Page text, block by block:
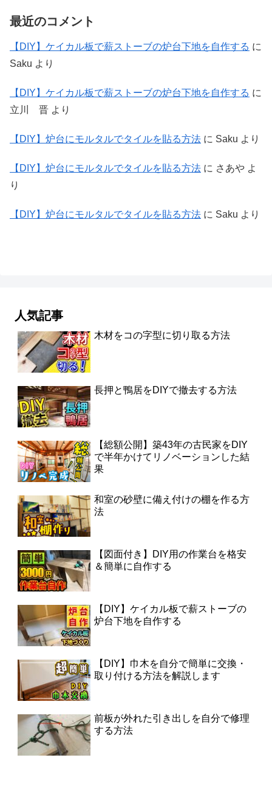
最近のコメント
【DIY】ケイカル板で薪ストーブの炉台下地を自作する に
Saku より
【DIY】ケイカル板で薪ストーブの炉台下地を自作する に
立川 晋 より
【DIY】炉台にモルタルでタイルを貼る方法 に Saku より
【DIY】炉台にモルタルでタイルを貼る方法 に さあや よ
り
【DIY】炉台にモルタルでタイルを貼る方法 に Saku より
人気記事
木材をコの字型に切り取る方法
長押と鴨居をDIYで撤去する方法
【総額公開】築43年の古民家をDIY
で半年かけてリノベーションした結
果
和室の砂壁に備え付けの棚を作る方
法
【図面付き】DIY用の作業台を格安
＆簡単に自作する
【DIY】ケイカル板で薪ストーブの
炉台下地を自作する
【DIY】巾木を自分で簡単に交換・
取り付ける方法を解説します
前板が外れた引き出しを自分で修理
する方法